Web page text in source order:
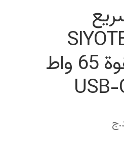
LS631-C بقوة 65 واط